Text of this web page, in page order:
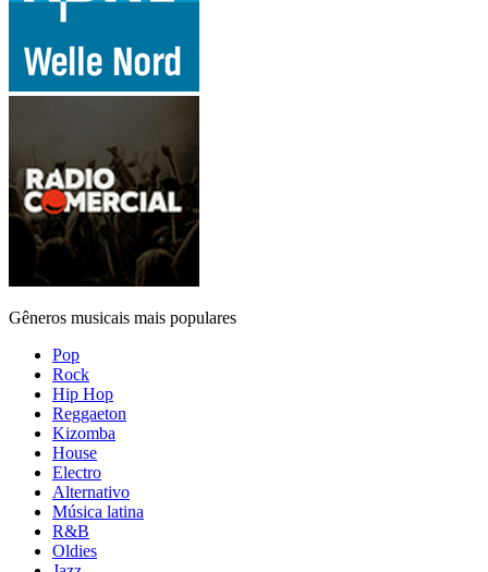
Gêneros musicais mais populares
Pop
Rock
Hip Hop
Reggaeton
Kizomba
House
Electro
Alternativo
Música latina
R&B
Oldies